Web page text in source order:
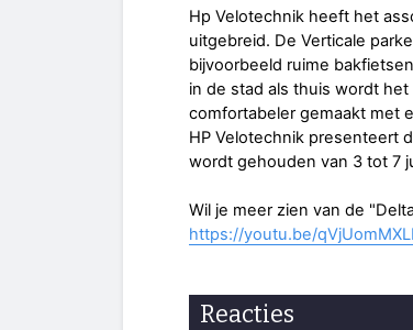
Hp Velotechnik heeft het
uitgebreid. De Verticale
bijvoorbeeld ruime
in de stad als thuis wordt
comfortabeler gemaakt met
HP Velotechnik presenteert
wordt gehouden van 3 tot 7
Wil je meer zien van de
https://youtu.be/
Reacties